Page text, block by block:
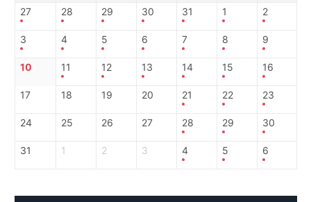
27 28 29 30 31 1 2
3 4 5 6 7 8 9
10 11 12 13 14 15 16
17 18 19 20 21 22 23
24 25 26 27 28 29 30
31 1 2 3 4 5 6